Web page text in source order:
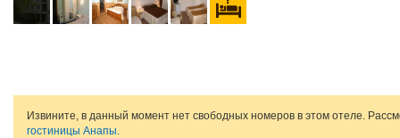
Извините, в данный момент нет свободных номеров в этом отеле.
гостиницы Анапы.